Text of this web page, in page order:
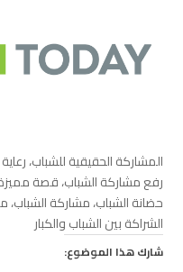
المشاركة الحقيقية للشباب،
رفع مشاركة الشباب، قصة
حضانة الشباب، مشاركة الشباب،
الشراكة بين الشباب والكبار
شارك هذا الموضوع: